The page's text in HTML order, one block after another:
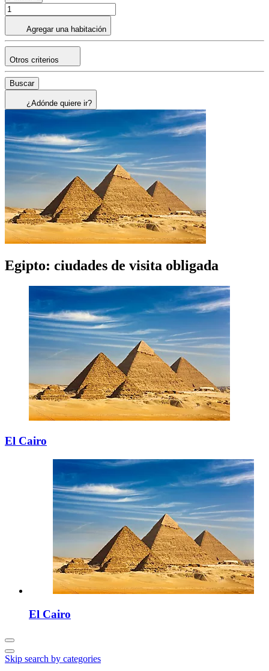
Agregar una habitación
Otros criterios
Buscar
¿Adónde quiere ir?
Egipto: ciudades de visita obligada
El Cairo
El Cairo
Skip search by categories